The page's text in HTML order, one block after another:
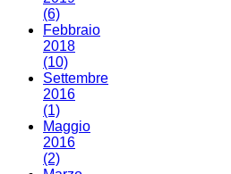
(6)
Febbraio
2018
(10)
Settembre
2016
(1)
Maggio
2016
(2)